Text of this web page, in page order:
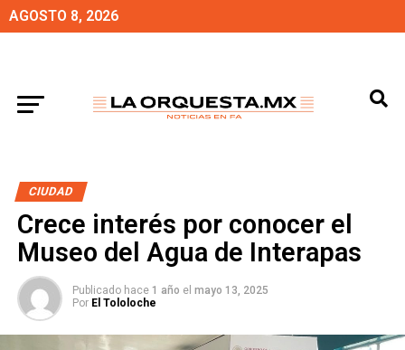
AGOSTO 8, 2026
CIUDAD
Crece interés por conocer el
Museo del Agua de Interapas
Publicado hace 1 año el mayo 13, 2025
Por El Tololoche